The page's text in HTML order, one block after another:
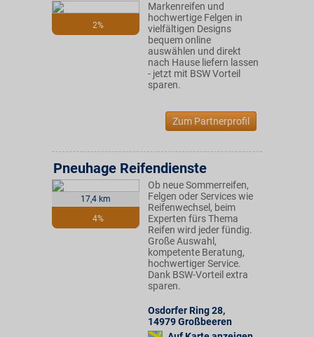
2%
Markenreifen und
hochwertige Felgen in
vielfältigen Designs
bequem online
auswählen und direkt
nach Hause liefern lassen
- jetzt mit BSW Vorteil
sparen.
Zum Partnerprofil
17,4 km
4%
Pneuhage Reifendienste
Ob neue Sommerreifen,
Felgen oder Services wie
Reifenwechsel, beim
Experten fürs Thema
Reifen wird jeder fündig.
Große Auswahl,
kompetente Beratung,
hochwertiger Service.
Dank BSW-Vorteil extra
sparen.
Osdorfer Ring 28,
14979Großbeeren